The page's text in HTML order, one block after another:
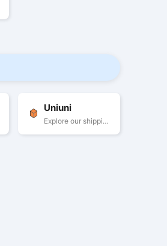
Uniuni
Explore our shipping Universe. Our mission is to be your first-choice for last-mile delivery. Discover how easy shipping can be.